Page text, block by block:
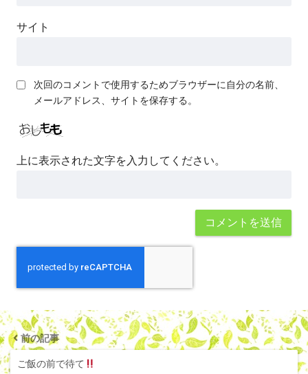
サイト
次回のコメントで使用するためブラウザーに自分の名前、
メールアドレス、サイトを保存する。
上に表示された文字を入力してください。
前の記事
ご飯の前で待て